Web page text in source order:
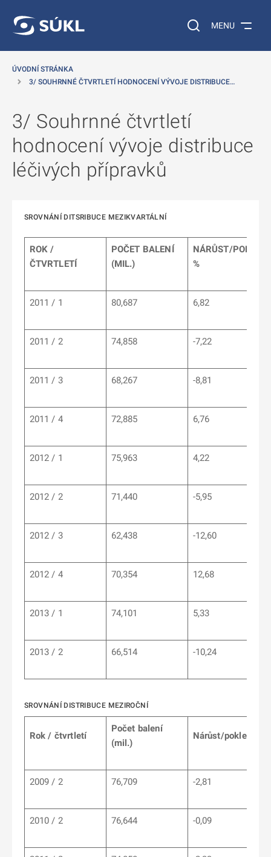
Vyhledávání na
MENU
ÚVODNÍ STRÁNKA
3/ SOUHRNNÉ ČTVRTLETÍ HODNOCENÍ VÝVOJE DISTRIBUCE…
3/ Souhrnné čtvrtletí
hodnocení vývoje distribuce
léčivých přípravků
SROVNÁNÍ DITSRIBUCE MEZIKVARTÁLNÍ
ROK /
ČTVRTLETÍ
POČET BALENÍ
(MIL.)
NÁRŮST/POKLES
%
2011 / 1 80,687 6,82
2011 / 2 74,858 -7,22
2011 / 3 68,267 -8,81
2011 / 4 72,885 6,76
2012 / 1 75,963 4,22
2012 / 2 71,440 -5,95
2012 / 3 62,438 -12,60
2012 / 4 70,354 12,68
2013 / 1 74,101 5,33
2013 / 2 66,514 -10,24
SROVNÁNÍ DISTRIBUCE MEZIROČNÍ
Rok / čtvrtletí
Počet balení
(mil.)
Nárůst/pokles %
2009 / 2 76,709 -2,81
2010 / 2 76,644 -0,09